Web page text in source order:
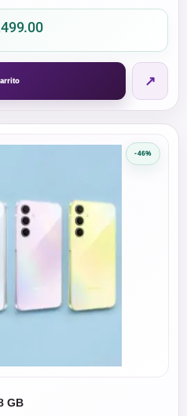
Price
$2,624.25
$3,499.00
↗
GB
-46%